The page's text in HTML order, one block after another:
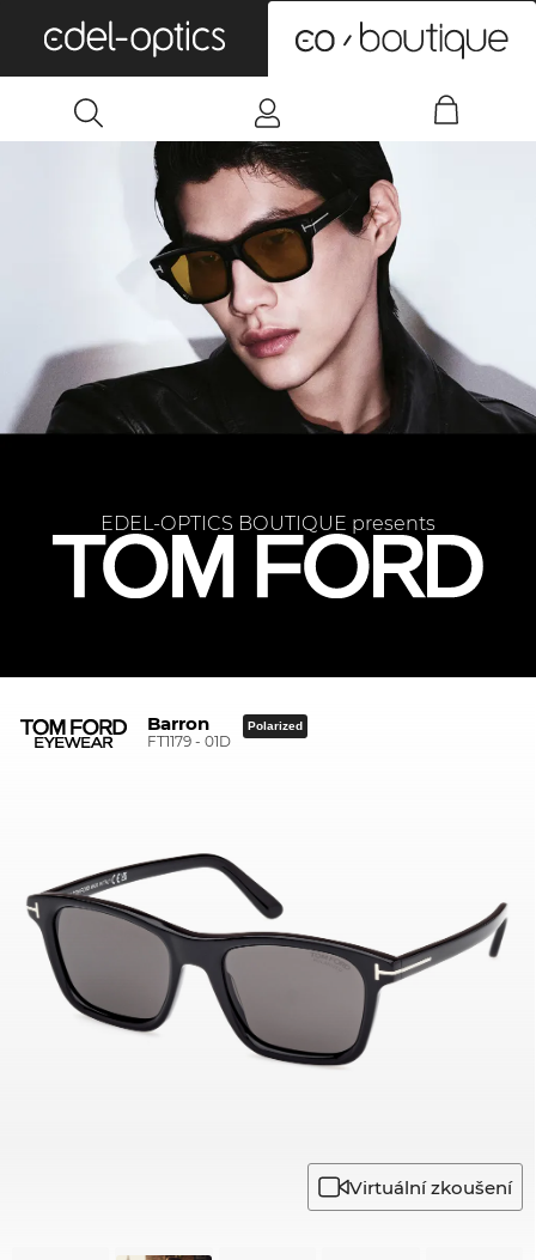
EDEL-OPTICS BOUTIQUE presents
Barron
FT1179 - 01D
Polarized
Virtuální zkoušení